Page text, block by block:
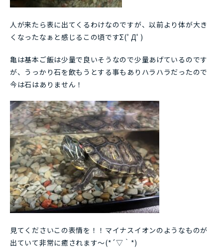
人が来たら表に出てくるわけなのですが、以前より体が大き
くなったなぁと感じるこの頃ですΣ(ﾟДﾟ)
亀は基本ご飯は少量で良いそうなので少量あげているのです
が、うっかり石を飲もうとする事もありハラハラだったので
今は石はありません！
見てくださいこの表情を！！マイナスイオンのようなものが
出ていて非常に癒されます～(*´▽｀*)